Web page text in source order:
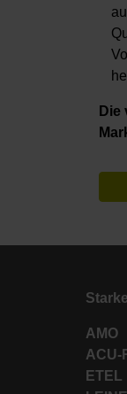
Die
AMO
ACU-
ETEL